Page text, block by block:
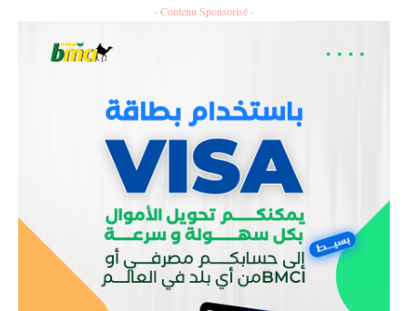
- Contenu Sponsorisé -